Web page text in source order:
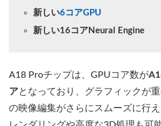
新しい6コアGPU
新しい16コアNeural Engine
A18 Proチップは、GPUコア数が
アとなっており、グラフィックが
の映像編集がさらにスムーズに行